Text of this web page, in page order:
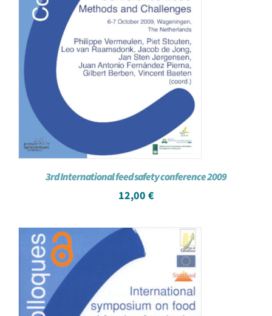
3rd International feed safety conference 2009
12,00 €